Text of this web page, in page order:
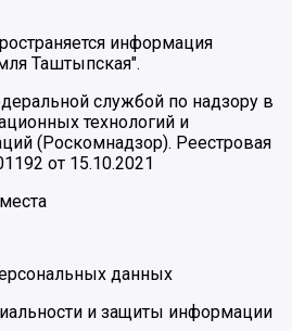
информация
Таштыпская".
службой по надзору в
технологий и
(Роскомнадзор). Реестровая
от 15.10.2021
данных
и защиты информации